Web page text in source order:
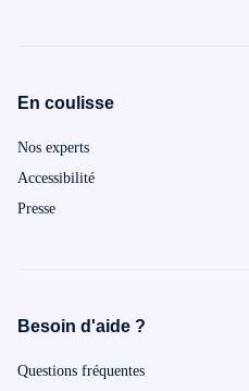
En coulisse
Nos experts
Accessibilité
Presse
Besoin d'aide ?
Questions fréquentes